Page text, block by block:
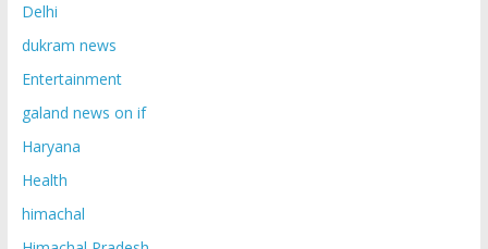
Delhi
dukram news
Entertainment
galand news on if
Haryana
Health
himachal